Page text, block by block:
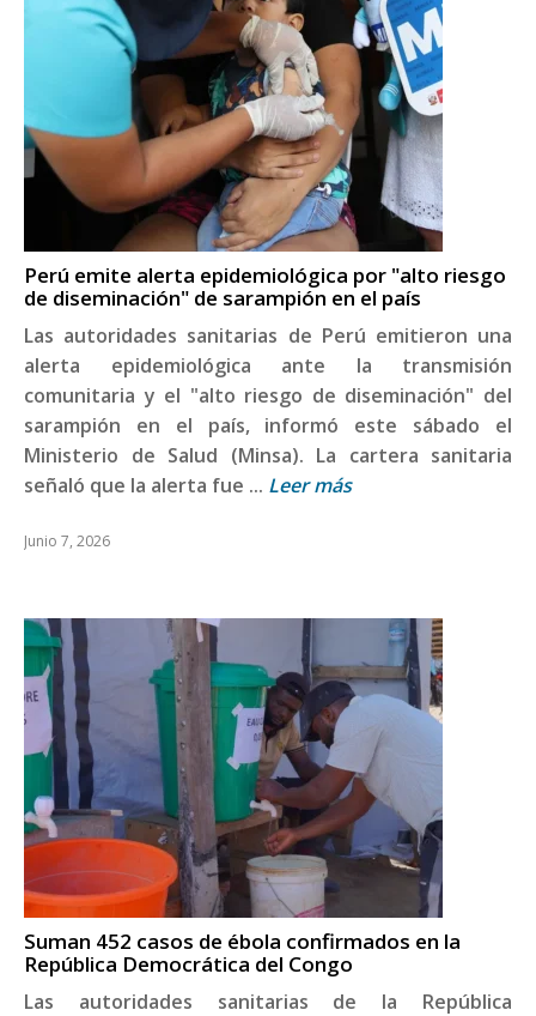
Perú emite alerta epidemiológica por "alto riesgo
de diseminación" de sarampión en el país
Las autoridades sanitarias de Perú emitieron una
alerta epidemiológica ante la transmisión
comunitaria y el "alto riesgo de diseminación" del
sarampión en el país, informó este sábado el
Ministerio de Salud (Minsa). La cartera sanitaria
señaló que la alerta fue ... Leer más
Junio 7, 2026
Suman 452 casos de ébola confirmados en la
República Democrática del Congo
Las autoridades sanitarias de la República